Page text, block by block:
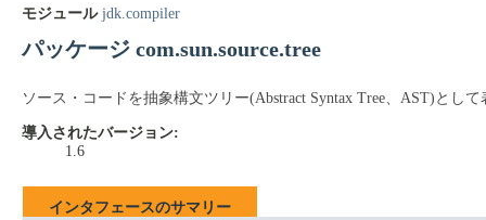
モジュール jdk.compiler
パッケージ com.sun.source.tree
ソース・コードを抽象構文ツリー(Abstract Syntax Tree、AST)とし
導入されたバージョン:
1.6
インタフェースのサマリー